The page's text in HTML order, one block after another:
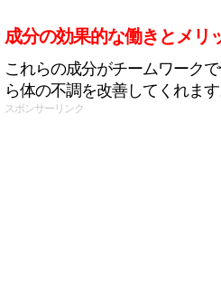
成分の効果的な働きとメリ
これらの成分がチームワーク
ら体の不調を改善してくれます
スポンサーリンク